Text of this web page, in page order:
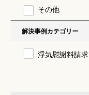
その他
解決事例カテゴリー
浮気慰謝料請求